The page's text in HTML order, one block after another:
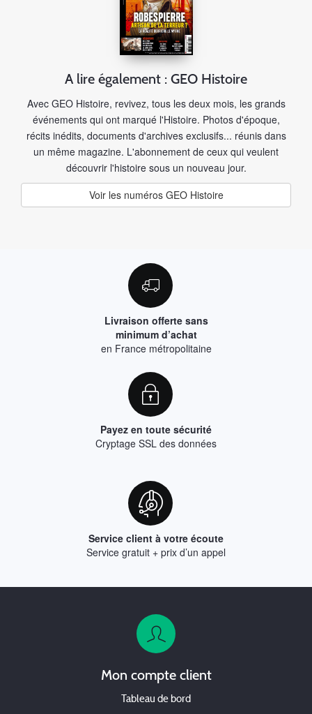
A lire également : GEO Histoire
Avec GEO Histoire, revivez, tous les deux mois, les grands
événements qui ont marqué l'Histoire. Photos d'époque,
récits inédits, documents d'archives exclusifs... réunis dans
un même magazine. L'abonnement de ceux qui veulent
découvrir l'histoire sous un nouveau jour.
Voir les numéros GEO Histoire
Livraison offerte sans
minimum d’achat
en France métropolitaine
Payez en toute sécurité
Cryptage SSL des données
Service client à votre écoute
Service gratuit + prix d’un appel
Mon compte client
Tableau de bord